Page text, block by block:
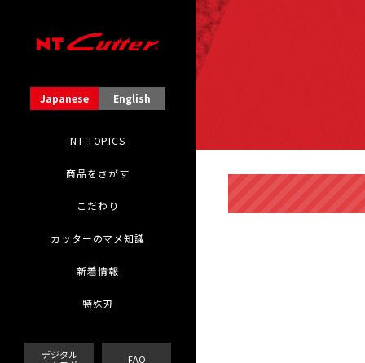
Japanese English
NT TOPICS
商品をさがす
こだわり
カッターのマメ知識
新着情報
特殊刃
デジタル
FAQ